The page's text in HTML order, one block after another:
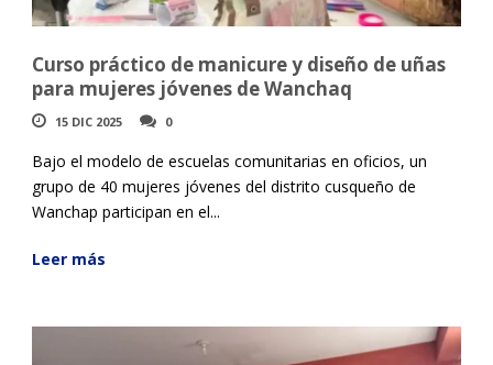
Curso práctico de manicure y diseño de uñas
para mujeres jóvenes de Wanchaq
15 DIC 2025 0
Bajo el modelo de escuelas comunitarias en oficios, un
grupo de 40 mujeres jóvenes del distrito cusqueño de
Wanchap participan en el...
Leer más